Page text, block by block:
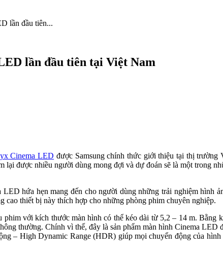
lần đầu tiên...
lần đầu tiên tại Việt Nam
Cinema LED được Samsung chính thức giới thiệu tại thị
được nhiều người dùng mong đợi và dự đoán sẽ là một trong
hứa hẹn mang đến cho người dùng những trải nghiệm hình
cao thiết bị này thích hợp cho những phòng phim chuyên nghiệp.
với kích thước màn hình có thể kéo dài từ 5,2 – 14 m. Bằng
thường. Chính vì thế, đây là sản phẩm màn hình Cinema
– High Dynamic Range (HDR) giúp mọi chuyển động của